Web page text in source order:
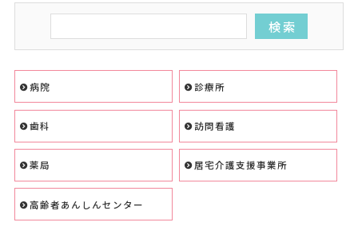
病院 診療所
歯科 訪問看護
薬局 居宅介護支援事業所
高齢者あんしんセンター